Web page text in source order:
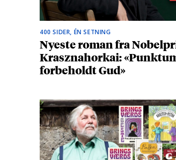
400 SIDER, ÉN SETNING
Nyeste roman fra
Krasznahorkai:
forbeholdt Gud»